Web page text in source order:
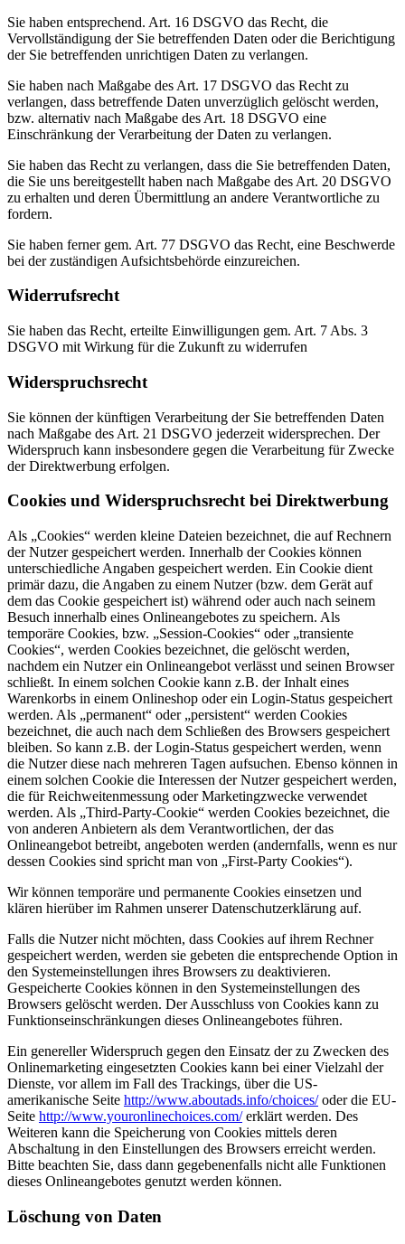
Sie haben entsprechend. Art. 16 DSGVO das Recht, die
Vervollständigung der Sie betreffenden Daten oder die Berichtigung
der Sie betreffenden unrichtigen Daten zu verlangen.
Sie haben nach Maßgabe des Art. 17 DSGVO das Recht zu
verlangen, dass betreffende Daten unverzüglich gelöscht werden,
bzw. alternativ nach Maßgabe des Art. 18 DSGVO eine
Einschränkung der Verarbeitung der Daten zu verlangen.
Sie haben das Recht zu verlangen, dass die Sie betreffenden Daten,
die Sie uns bereitgestellt haben nach Maßgabe des Art. 20 DSGVO
zu erhalten und deren Übermittlung an andere Verantwortliche zu
fordern.
Sie haben ferner gem. Art. 77 DSGVO das Recht, eine Beschwerde
bei der zuständigen Aufsichtsbehörde einzureichen.
Widerrufsrecht
Sie haben das Recht, erteilte Einwilligungen gem. Art. 7 Abs. 3
DSGVO mit Wirkung für die Zukunft zu widerrufen
Widerspruchsrecht
Sie können der künftigen Verarbeitung der Sie betreffenden Daten
nach Maßgabe des Art. 21 DSGVO jederzeit widersprechen. Der
Widerspruch kann insbesondere gegen die Verarbeitung für Zwecke
der Direktwerbung erfolgen.
Cookies und Widerspruchsrecht bei Direktwerbung
Als „Cookies“ werden kleine Dateien bezeichnet, die auf Rechnern
der Nutzer gespeichert werden. Innerhalb der Cookies können
unterschiedliche Angaben gespeichert werden. Ein Cookie dient
primär dazu, die Angaben zu einem Nutzer (bzw. dem Gerät auf
dem das Cookie gespeichert ist) während oder auch nach seinem
Besuch innerhalb eines Onlineangebotes zu speichern. Als
temporäre Cookies, bzw. „Session-Cookies“ oder „transiente
Cookies“, werden Cookies bezeichnet, die gelöscht werden,
nachdem ein Nutzer ein Onlineangebot verlässt und seinen Browser
schließt. In einem solchen Cookie kann z.B. der Inhalt eines
Warenkorbs in einem Onlineshop oder ein Login-Status gespeichert
werden. Als „permanent“ oder „persistent“ werden Cookies
bezeichnet, die auch nach dem Schließen des Browsers gespeichert
bleiben. So kann z.B. der Login-Status gespeichert werden, wenn
die Nutzer diese nach mehreren Tagen aufsuchen. Ebenso können in
einem solchen Cookie die Interessen der Nutzer gespeichert werden,
die für Reichweitenmessung oder Marketingzwecke verwendet
werden. Als „Third-Party-Cookie“ werden Cookies bezeichnet, die
von anderen Anbietern als dem Verantwortlichen, der das
Onlineangebot betreibt, angeboten werden (andernfalls, wenn es nur
dessen Cookies sind spricht man von „First-Party Cookies“).
Wir können temporäre und permanente Cookies einsetzen und
klären hierüber im Rahmen unserer Datenschutzerklärung auf.
Falls die Nutzer nicht möchten, dass Cookies auf ihrem Rechner
gespeichert werden, werden sie gebeten die entsprechende Option in
den Systemeinstellungen ihres Browsers zu deaktivieren.
Gespeicherte Cookies können in den Systemeinstellungen des
Browsers gelöscht werden. Der Ausschluss von Cookies kann zu
Funktionseinschränkungen dieses Onlineangebotes führen.
Ein genereller Widerspruch gegen den Einsatz der zu Zwecken des
Onlinemarketing eingesetzten Cookies kann bei einer Vielzahl der
Dienste, vor allem im Fall des Trackings, über die US-
amerikanische Seite http://www.aboutads.info/choices/oder die EU-
Seite http://www.youronlinechoices.com/erklärt werden. Des
Weiteren kann die Speicherung von Cookies mittels deren
Abschaltung in den Einstellungen des Browsers erreicht werden.
Bitte beachten Sie, dass dann gegebenenfalls nicht alle Funktionen
dieses Onlineangebotes genutzt werden können.
Löschung von Daten